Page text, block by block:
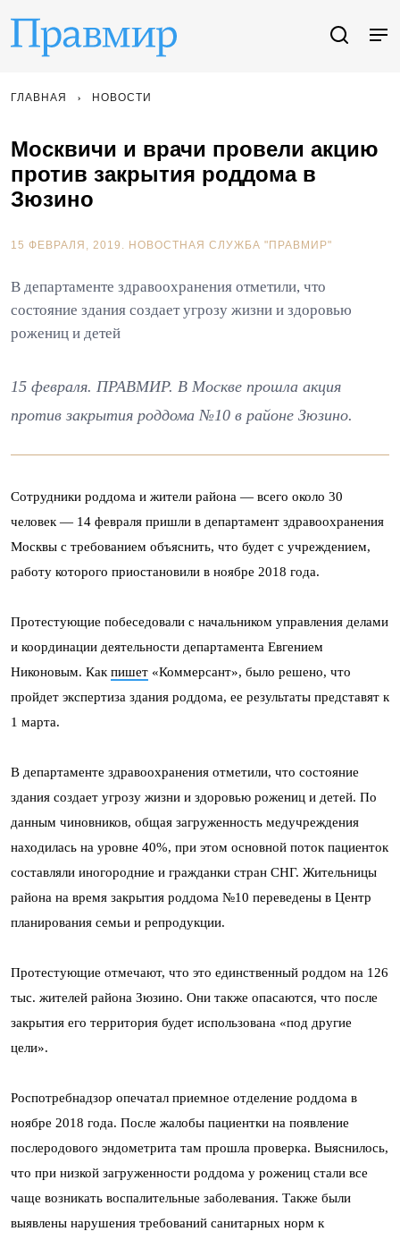
ГЛАВНАЯ НОВОСТИ
Москвичи и врачи провели акцию
против закрытия роддома в
Зюзино
15 ФЕВРАЛЯ, 2019. НОВОСТНАЯ СЛУЖБА "ПРАВМИР"
В департаменте здравоохранения отметили, что
состояние здания создает угрозу жизни и здоровью
рожениц и детей
15 февраля. ПРАВМИР. В Москве прошла акция
против закрытия роддома №10 в районе Зюзино.
Сотрудники роддома и жители района — всего около 30
человек — 14 февраля пришли в департамент здравоохранения
Москвы с требованием объяснить, что будет с учреждением,
работу которого приостановили в ноябре 2018 года.
Протестующие побеседовали с начальником управления делами
и координации деятельности департамента Евгением
Никоновым. Как пишет «Коммерсант», было решено, что
пройдет экспертиза здания роддома, ее результаты представят к
1 марта.
В департаменте здравоохранения отметили, что состояние
здания создает угрозу жизни и здоровью рожениц и детей. По
данным чиновников, общая загруженность медучреждения
находилась на уровне 40%, при этом основной поток пациенток
составляли иногородние и гражданки стран СНГ. Жительницы
района на время закрытия роддома №10 переведены в Центр
планирования семьи и репродукции.
Протестующие отмечают, что это единственный роддом на 126
тыс. жителей района Зюзино. Они также опасаются, что после
закрытия его территория будет использована «под другие
цели».
Роспотребнадзор опечатал приемное отделение роддома в
ноябре 2018 года. После жалобы пациентки на появление
послеродового эндометрита там прошла проверка. Выяснилось,
что при низкой загруженности роддома у рожениц стали все
чаще возникать воспалительные заболевания. Также были
выявлены нарушения требований санитарных норм к